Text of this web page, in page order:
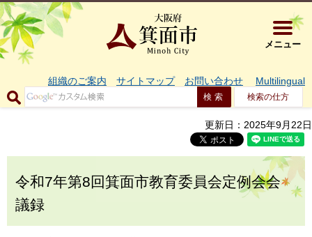
大阪府箕
メニュー
組織のご案内 サイトマップ お問い合わせ Multilingual
検索の仕方
更新日：2025年9月22日
令和7年第8回箕面市教育委員会定例会会
議録